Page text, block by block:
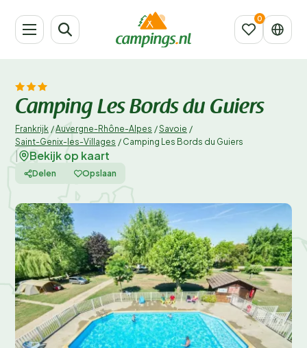
Camping Les Bords du Guiers
Frankrijk /Auvergne-Rhône-Alpes /Savoie /
Saint-Genix-les-Villages / Camping Les Bords du Guiers
Bekijk op kaart
Delen Opslaan